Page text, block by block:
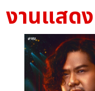
งานแสดง